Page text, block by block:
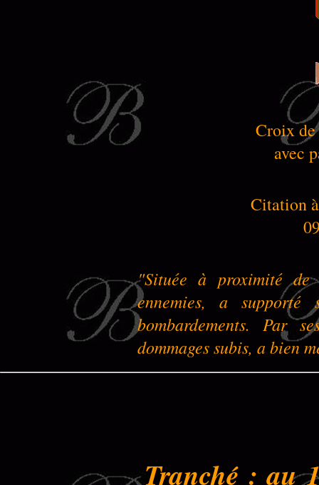
Croix
avec
Citation
"Située à proximité
ennemies, a supporté
bombardements. Par
dommages subis, a bien
Tranché : au